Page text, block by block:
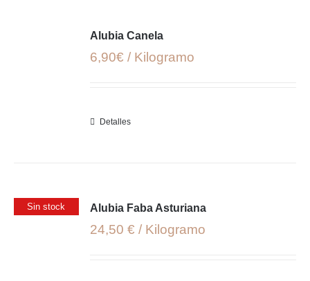
Alubia Canela
6,90€ / Kilogramo
Detalles
Sin stock Alubia Faba Asturiana
24,50 € / Kilogramo